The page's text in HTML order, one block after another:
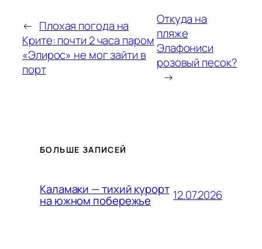
← Плохая погода на
Крите: почти 2 часа паром
«Элирос» не мог зайти в
порт
Откуда на
пляже
Элафониси
розовый песок?
→
БОЛЬШЕ ЗАПИСЕЙ
Каламаки — тихий курорт
на южном побережье 12.07.2026